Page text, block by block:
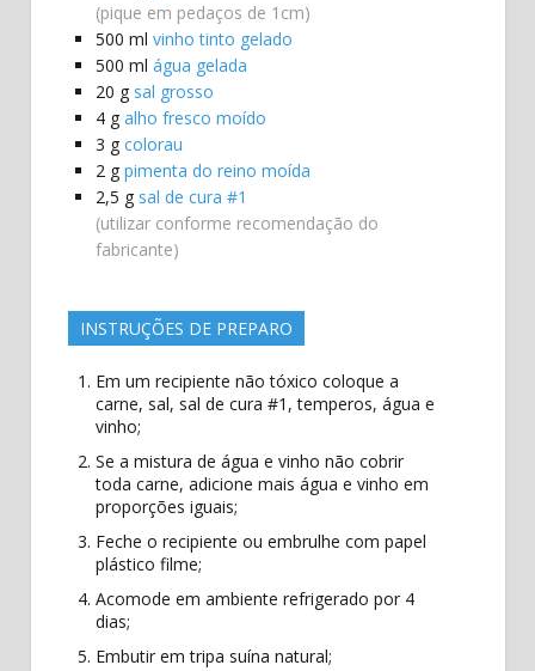
(pique em pedaços de 1cm)
500 ml vinho tinto gelado
500 ml água gelada
20 g sal grosso
4 g alho fresco moído
3 g colorau
2 g pimenta do reino moída
2,5 g sal de cura #1
(utilizar conforme recomendação do
fabricante)
INSTRUÇÕES DE PREPARO
Em um recipiente não tóxico coloque a
carne, sal, sal de cura #1, temperos, água e
vinho;
Se a mistura de água e vinho não cobrir
toda carne, adicione mais água e vinho em
proporções iguais;
Feche o recipiente ou embrulhe com papel
plástico filme;
Acomode em ambiente refrigerado por 4
dias;
Embutir em tripa suína natural;